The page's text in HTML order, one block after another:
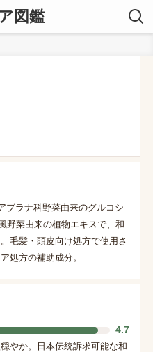
図鑑
ブラナ科野菜由来のグルコシ
野菜由来の植物エキスで、和
毛髪・頭皮向け処方で使用さ
処方の補助成分。
4.7
やか。日本伝統訴求可能な和